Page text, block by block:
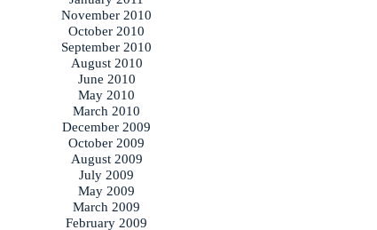
November 2010
October 2010
September 2010
August 2010
June 2010
May 2010
March 2010
December 2009
October 2009
August 2009
July 2009
May 2009
March 2009
February 2009